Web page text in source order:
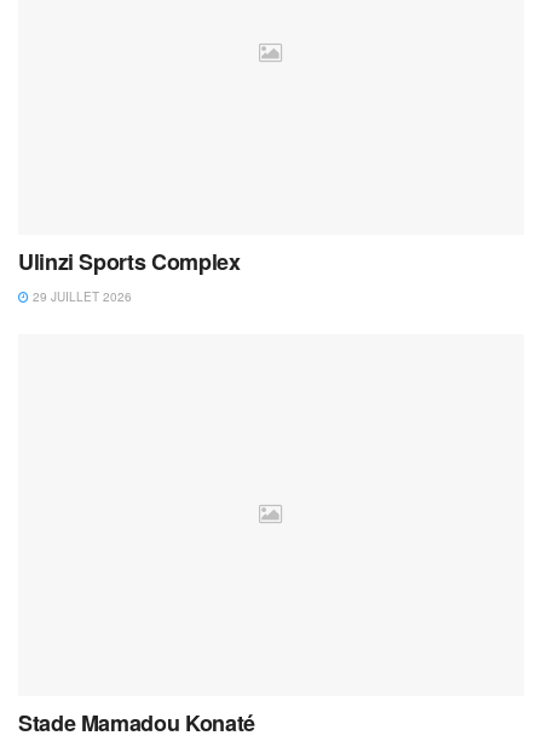
Ulinzi Sports Complex
29 JUILLET 2026
Stade Mamadou Konaté